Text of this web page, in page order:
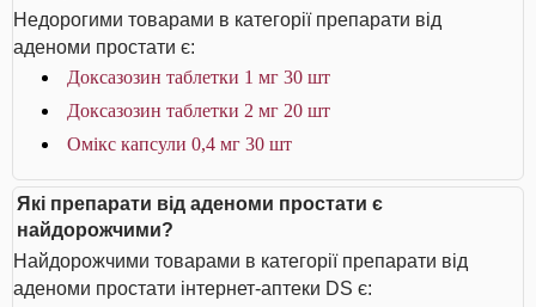
Недорогими товарами в категорії препарати від
аденоми простати є:
Доксазозин таблетки 1 мг 30 шт
Доксазозин таблетки 2 мг 20 шт
Омікс капсули 0,4 мг 30 шт
Які препарати від аденоми простати є
найдорожчими?
Найдорожчими товарами в категорії препарати від
аденоми простати інтернет-аптеки DS є: